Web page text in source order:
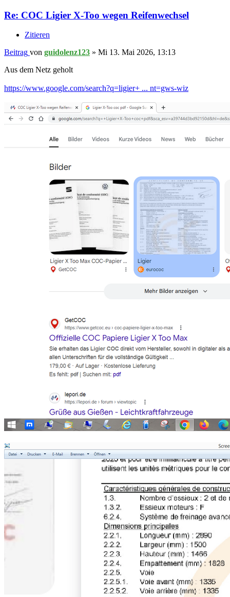
Re: COC Ligier X-Too wegen Reifenwechsel
Zitieren
Beitrag von guidolenz123 » Mi 13. Mai 2026, 13:13
Aus dem Netz geholt
https://www.google.com/search?q=ligier+ ... nt=gws-wiz